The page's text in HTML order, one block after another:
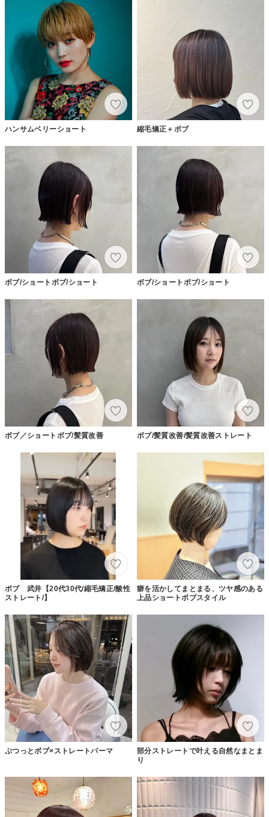
ハンサムベリーショート 縮毛矯正＋ボブ
ボブ/ショートボブ/ショート ボブ/ショートボブ/ショート
ボブ／ショートボブ/髪質改善 ボブ/髪質改善/髪質改善ストレート
ボブ 武井【20代30代/縮毛矯正/酸性
ストレート/】
癖を活かしてまとまる、ツヤ感のある
上品ショートボブスタイル
ぷつっとボブ×ストレートパーマ
部分ストレートで叶える自然なまとま
り